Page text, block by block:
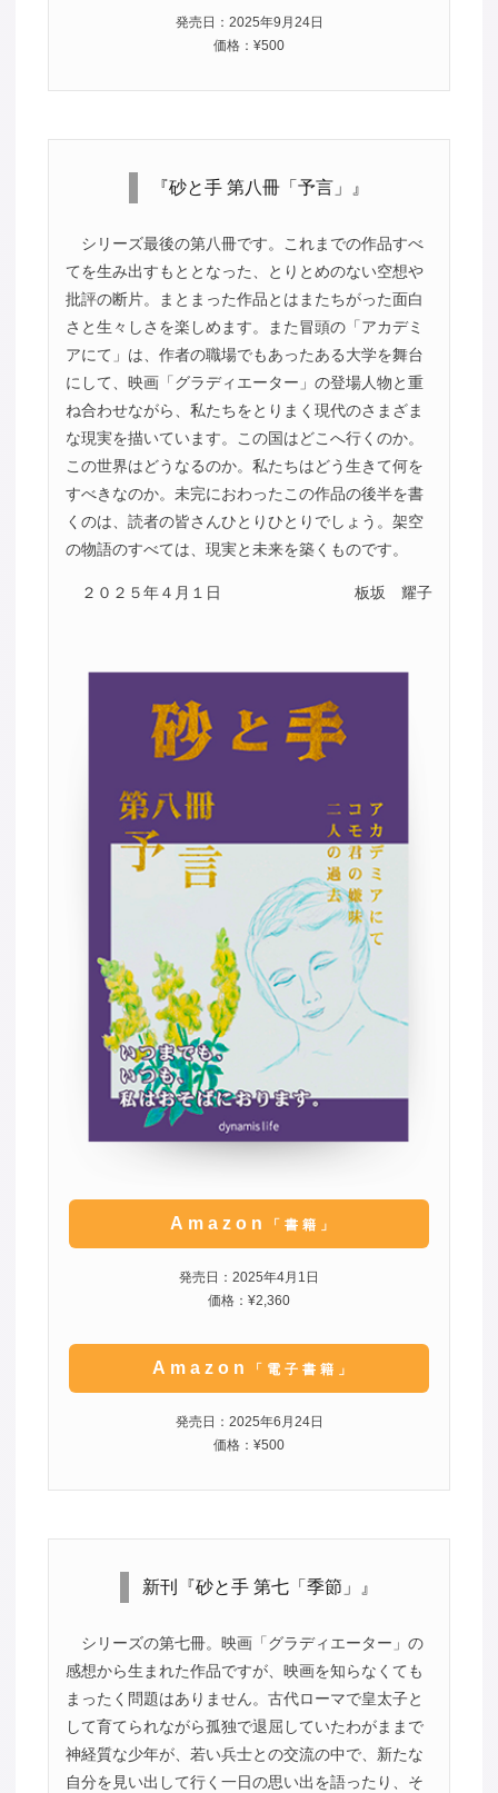
発売日：2025年9月24日
価格：¥500
『砂と手 第八冊「予言」』
シリーズ最後の第八冊です。これまでの作品すべ
てを生み出すもととなった、とりとめのない空想や
批評の断片。まとまった作品とはまたちがった面白
さと生々しさを楽しめます。また冒頭の「アカデミ
アにて」は、作者の職場でもあったある大学を舞台
にして、映画「グラディエーター」の登場人物と重
ね合わせながら、私たちをとりまく現代のさまざま
な現実を描いています。この国はどこへ行くのか。
この世界はどうなるのか。私たちはどう生きて何を
すべきなのか。未完におわったこの作品の後半を書
くのは、読者の皆さんひとりひとりでしょう。架空
の物語のすべては、現実と未来を築くものです。
２０２５年４月１日 板坂 耀子
Amazon 「書籍」
発売日：2025年4月1日
価格：¥2,360
Amazon 「電子書籍」
発売日：2025年6月24日
価格：¥500
新刊『砂と手 第七「季節」』
シリーズの第七冊。映画「グラディエーター」の
感想から生まれた作品ですが、映画を知らなくても
まったく問題はありません。古代ローマで皇太子と
して育てられながら孤独で退屈していたわがままで
神経質な少年が、若い兵士との交流の中で、新たな
自分を見い出して行く一日の思い出を語ったり、そ